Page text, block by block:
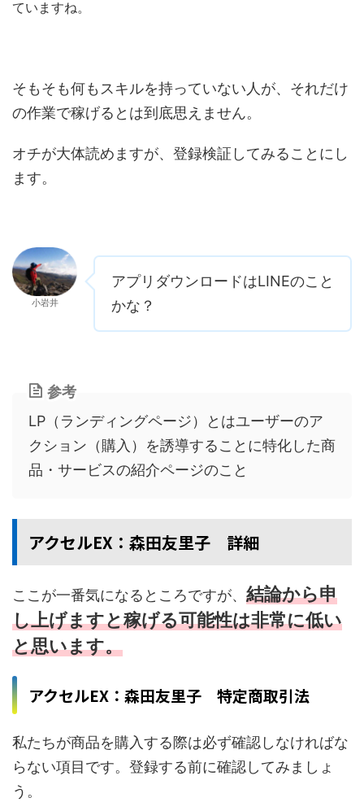
ていますね。
そもそも何もスキルを持っていない人が、それだけ
の作業で稼げるとは到底思えません。
オチが大体読めますが、登録検証してみることにし
ます。
小岩井
アプリダウンロードはLINEのこと
かな？
参考
LP（ランディングページ）とはユーザーのア
クション（購入）を誘導することに特化した商
品・サービスの紹介ページのこと
アクセルEX：森田友里子 詳細
ここが一番気になるところですが、 結論から申
し上げますと稼げる可能性は非常に低い
と思います。
アクセルEX：森田友里子 特定商取引法
私たちが商品を購入する際は必ず確認しなければな
らない項目です。登録する前に確認してみましょ
う。